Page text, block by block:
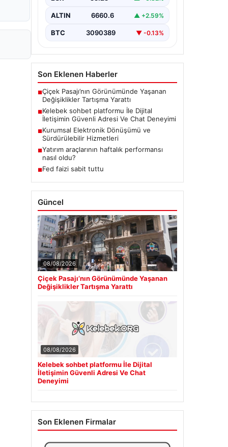
bir biçimde iletişim kurması büyük
Günümüzde birçok…
ALTIN 6660.6 ▲ +2.59%
BTC 3090389 ▼ -0.13%
Son Eklenen Haberler
■Çiçek Pasajı’nın Görünümünde Yaşanan
Değişiklikler Tartışma Yarattı
■Kelebek sohbet platformu İle Dijital
İletişimin Güvenli Adresi Ve Chat Deneyimi
■Kurumsal Elektronik Dönüşümü ve
Sürdürülebilir Hizmetleri
■Yatırım araçlarının haftalık performansı
nasıl oldu?
■Fed faizi sabit tuttu
Güncel
08/08/2026
Çiçek Pasajı’nın Görünümünde Yaşanan
Değişiklikler Tartışma Yarattı
08/08/2026
Kelebek sohbet platformu İle Dijital
İletişimin Güvenli Adresi Ve Chat
Deneyimi
Son Eklenen Firmalar